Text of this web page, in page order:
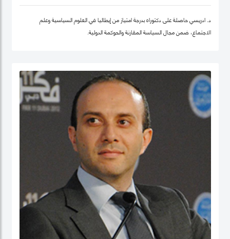
د. ادريسي حاصلة على دكتوراه بدرجة امتياز من إيطاليا في العلوم السياسية وعلم
الاجتماع، ضمن مجال السياسة المقارنة والحوكمة الدولية.